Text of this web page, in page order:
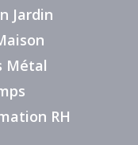
Jardin
Métal
RH